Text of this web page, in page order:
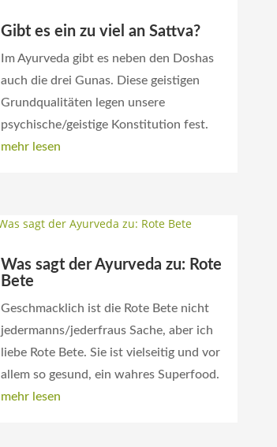
Gibt es ein zu viel an Sattva?
Im Ayurveda gibt es neben den Doshas
auch die drei Gunas. Diese geistigen
Grundqualitäten legen unsere
psychische/geistige Konstitution fest.
mehr lesen
Was sagt der Ayurveda zu: Rote
Bete
Geschmacklich ist die Rote Bete nicht
jedermanns/jederfraus Sache, aber ich
liebe Rote Bete. Sie ist vielseitig und vor
allem so gesund, ein wahres Superfood.
mehr lesen